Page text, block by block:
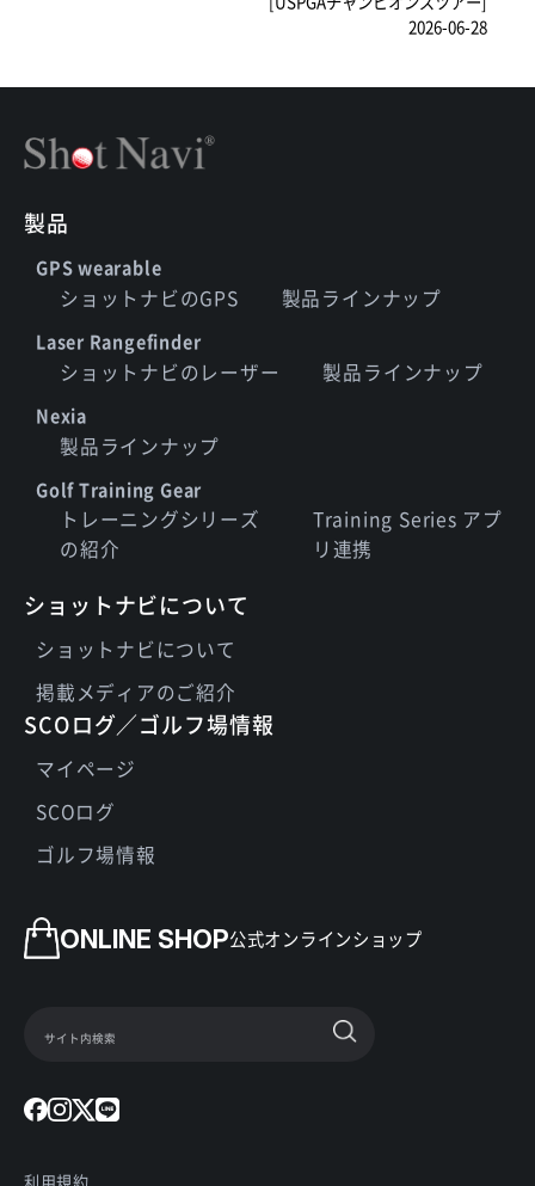
2026-06-28
ONLINE SHOP公式オンラインショップ
製品
GPS wearable
ショットナビのGPS 製品ラインナップ
Laser Rangefinder
ショットナビのレーザー 製品ラインナップ
Nexia
製品ラインナップ
Golf Training Gear
トレーニングシリーズ
の紹介
Training Series アプ
リ連携
ショットナビについて
ショットナビについて
掲載メディアのご紹介
SCOログ／ゴルフ場情報
マイページ
SCOログ
ゴルフ場情報